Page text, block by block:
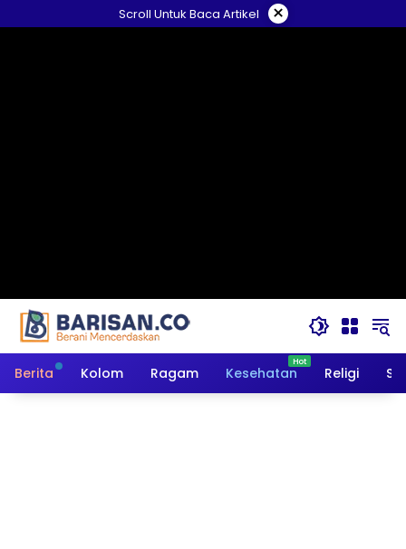
ke
Scroll Untuk Baca Artikel ×
Berita Kolom Ragam Kesehatan Religi